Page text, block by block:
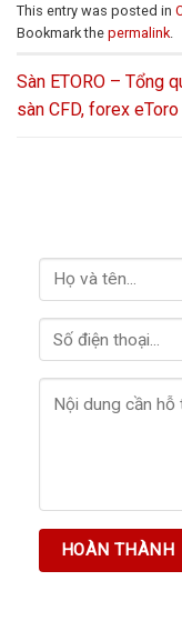
This entry was posted in
Bookmark the permalink
Sàn ETORO – Tổng
sàn CFD, forex eToro